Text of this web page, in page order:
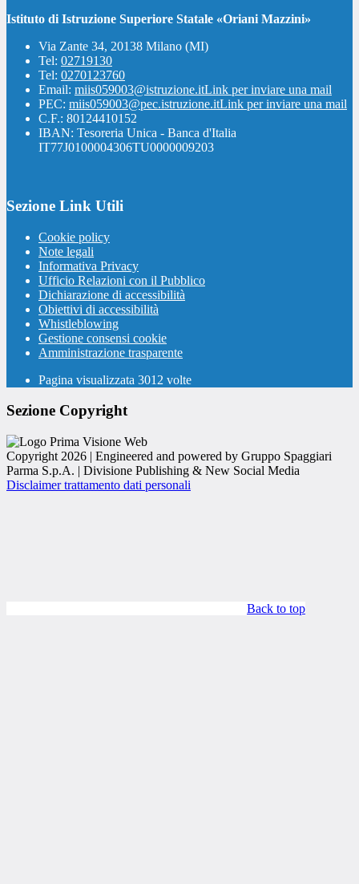
Istituto di Istruzione Superiore Statale «Oriani Mazzini»
Via Zante 34, 20138 Milano (MI)
Tel: 02719130
Tel: 0270123760
Email: miis059003@istruzione.itLink per inviare una mail
PEC: miis059003@pec.istruzione.itLink per inviare una mail
C.F.: 80124410152
IBAN: Tesoreria Unica - Banca d'Italia
IT77J0100004306TU0000009203
Sezione Link Utili
Cookie policy
Note legali
Informativa Privacy
Ufficio Relazioni con il Pubblico
Dichiarazione di accessibilità
Obiettivi di accessibilità
Whistleblowing
Gestione consensi cookie
Amministrazione trasparente
Pagina visualizzata 3012 volte
Sezione Copyright
Copyright 2026 | Engineered and powered by Gruppo Spaggiari
Parma S.p.A. | Divisione Publishing & New Social Media
Disclaimer trattamento dati personali
Back to top